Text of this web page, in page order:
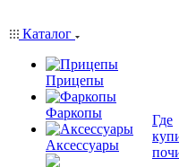
Каталог
Прицепы
Фаркопы
Аксессуары
Где